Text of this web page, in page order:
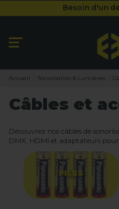
Besoin d'un
Besoin d'un
Accueil Sonorisation & Lumières
Câbles et
Découvrez nos câbles de
DMX, HDMI et adaptateurs
PILES